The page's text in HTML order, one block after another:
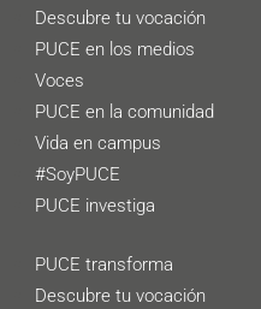
Descubre tu vocación
PUCE en los medios
Voces
PUCE en la comunidad
Vida en campus
#SoyPUCE
PUCE investiga
PUCE transforma
Descubre tu vocación